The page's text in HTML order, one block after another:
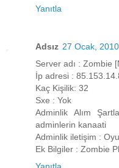
Yanıtla
Adsız 27 Ocak, 2010
Server adı : Zombie
İp adresi :
Kaç Kişilik: 32
Sxe : Yok
Adminlik Alım
adminlerin kanaati
Adminlik iletişim :
Ek Bilgiler : Zombie